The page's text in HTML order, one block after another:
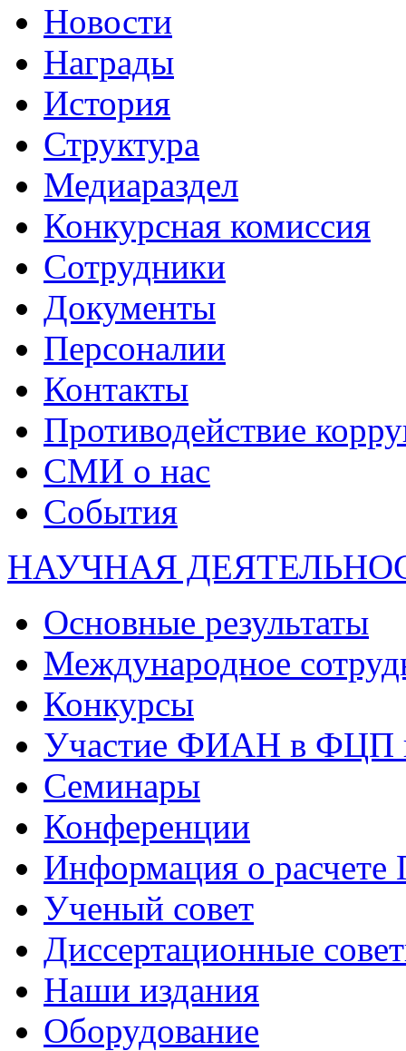
Новости
Награды
История
Структура
Медиараздел
Конкурсная комиссия
Сотрудники
Документы
Персоналии
Контакты
Противодействие
СМИ о нас
События
НАУЧНАЯ
Основные результаты
Международное
Конкурсы
Участие ФИАН в ФЦП
Семинары
Конференции
Информация о
Ученый совет
Диссертационные
Наши издания
Оборудование